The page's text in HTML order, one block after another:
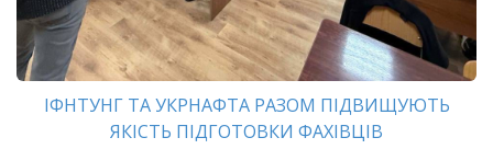
ІФНТУНГ ТА УКРНАФТА РАЗОМ ПІДВИЩУЮТЬ
ЯКІСТЬ ПІДГОТОВКИ ФАХІВЦІВ